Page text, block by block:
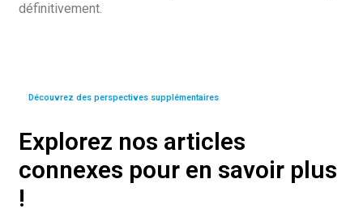
définitivement.
Découvrez des perspectives supplémentaires
Explorez nos articles
connexes pour en savoir plus
!